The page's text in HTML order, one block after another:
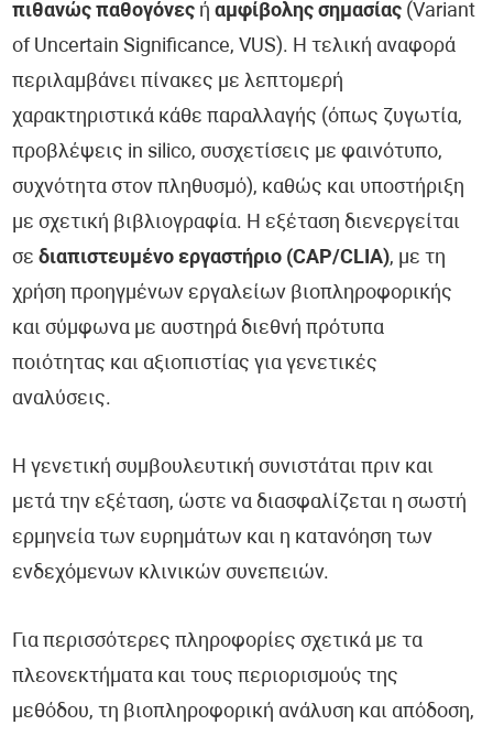
πιθανώς παθογόνες ήαμφίβολης σημασίας (Variant
of Uncertain Significance, VUS). Η τελική αναφορά
περιλαμβάνει πίνακες με λεπτομερή
χαρακτηριστικά κάθε παραλλαγής (όπως ζυγωτία,
προβλέψεις in silico, συσχετίσεις με φαινότυπο,
συχνότητα στον πληθυσμό), καθώς και υποστήριξη
με σχετική βιβλιογραφία. Η εξέταση διενεργείται
σεδιαπιστευμένο εργαστήριο (CAP/CLIA), με τη
χρήση προηγμένων εργαλείων βιοπληροφορικής
και σύμφωνα με αυστηρά διεθνή πρότυπα
ποιότητας και αξιοπιστίας για γενετικές
αναλύσεις.
Η γενετική συμβουλευτική συνιστάται πριν και
μετά την εξέταση, ώστε να διασφαλίζεται η σωστή
ερμηνεία των ευρημάτων και η κατανόηση των
ενδεχόμενων κλινικών συνεπειών.
Για περισσότερες πληροφορίες σχετικά με τα
πλεονεκτήματα και τους περιορισμούς της
μεθόδου, τη βιοπληροφορική ανάλυση και απόδοση,